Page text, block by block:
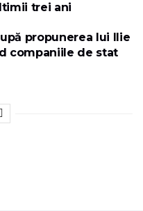
trei ani
propunerea lui Ilie
companiile de stat